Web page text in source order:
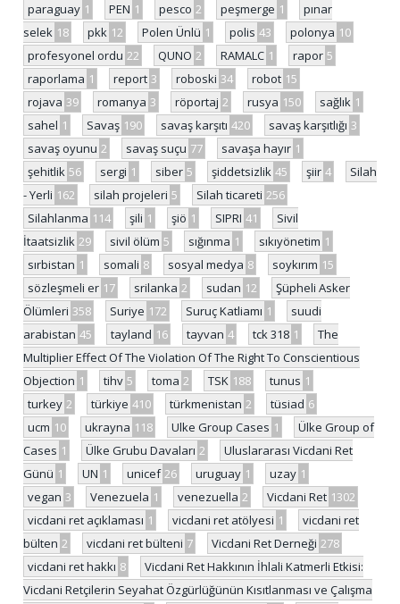
paraguay 1 PEN 1 pesco 2 peşmerge 1
pınar
selek 18 pkk 12 Polen Ünlü 1 polis 43 polonya 10
profesyonel ordu 22 QUNO 2 RAMALC 1 rapor 5
raporlama 1 report 3 roboski 34 robot 15
rojava 39 romanya 3 röportaj 2 rusya 150 sağlık 1
sahel 1 Savaş 190 savaş karşıtı 420 savaş karşıtlığı 3
savaş oyunu 2 savaş suçu 77 savaşa hayır 1
şehitlik 56 sergi 1 siber 5 şiddetsizlik 45 şiir 4
Silah
- Yerli 162 silah projeleri 5 Silah ticareti 256
Silahlanma 114 şili 1 şiö 1 SIPRI 41
Sivil
İtaatsizlik 29 sivil ölüm 5 sığınma 1 sıkıyönetim 1
sırbistan 1 somali 8 sosyal medya 8 soykırım 15
sözleşmeli er 17 srilanka 2 sudan 12
Şüpheli Asker
Ölümleri 358 Suriye 172 Suruç Katliamı 1
suudi
arabistan 45 tayland 16 tayvan 4 tck 318 1
The
Multiplier Effect Of The Violation Of The Right To Conscientious
Objection 1 tihv 5 toma 2 TSK 188 tunus 1
turkey 2 türkiye 410 türkmenistan 2 tüsiad 6
ucm 10 ukrayna 118 Ulke Group Cases 1
Ülke Group of
Cases 1 Ülke Grubu Davaları 2
Uluslararası Vicdani Ret
Günü 1 UN 1 unicef 26 uruguay 1 uzay 1
vegan 3 Venezuela 1 venezuella 2 Vicdani Ret 1302
vicdani ret açıklaması 1 vicdani ret atölyesi 1
vicdani ret
bülten 2 vicdani ret bülteni 7 Vicdani Ret Derneği 278
vicdani ret hakkı 8
Vicdani Ret Hakkının İhlali Katmerli Etkisi:
Vicdani Retçilerin Seyahat Özgürlüğünün Kısıtlanması ve Çalışma